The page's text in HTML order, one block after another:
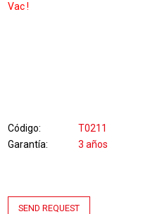
Vac !
Código
T0211
Garantía
3 años
SEND REQUEST